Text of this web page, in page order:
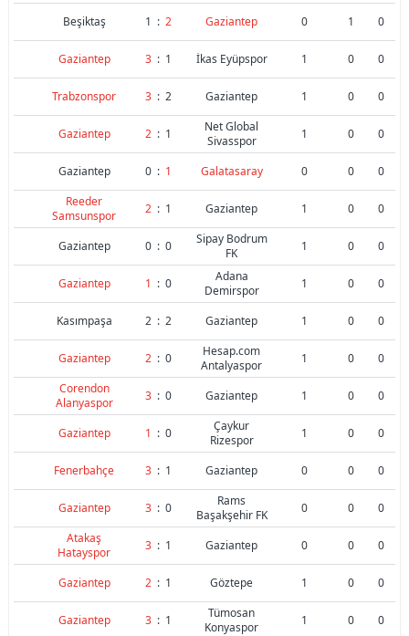
Beşiktaş 1 : 2 Gaziantep 0 1 0
Gaziantep 3 : 1 İkas Eyüpspor 1 0 0
Trabzonspor 3 : 2 Gaziantep 1 0 0
Gaziantep 2 : 1
Net Global
Sivasspor
1 0 0
Gaziantep 0 : 1 Galatasaray 0 0
0
Reeder
Samsunspor
2 : 1 Gaziantep 1 0 0
Gaziantep 0 : 0
Sipay Bodrum
FK
1 0 0
Gaziantep 1 : 0
Adana
Demirspor
1 0 0
Kasımpaşa 2 : 2 Gaziantep 1 0 0
Gaziantep 2 : 0
Hesap.com
Antalyaspor
1 0
0
Corendon
Alanyaspor
3 : 0 Gaziantep 1 0 0
Gaziantep 1 : 0
Çaykur
Rizespor
1 0 0
Fenerbahçe 3 : 1 Gaziantep 0 0 0
Gaziantep 3 : 0
Rams
Başakşehir FK
0 0
0
Atakaş
Hatayspor
3 : 1 Gaziantep 0 0 0
Gaziantep 2 : 1 Göztepe 1 0 0
Gaziantep 3 : 1
Tümosan
Konyaspor
1 0
0